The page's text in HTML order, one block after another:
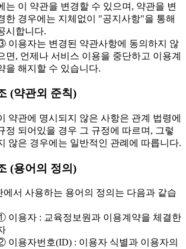
는 이 약관을 변경할 수 있으며, 약관을 변
한 경우에는 지체없이 "공지사항"을 통해
시합니다.
이용자는 변경된 약관사항에 동의하지 않
면, 언제나 서비스 이용을 중단하고 이용계
을 해지할 수 있습니다.
(약관외 준칙)
약관에 명시되지 않은 사항은 관계 법령에
정 되어있을 경우 그 규정에 따르며, 그렇
않은 경우에는 일반적인 관례에 따릅니다.
(용어의 정의)
에서 사용하는 용어의 정의는 다음과 같습
이용자 : 교육정보원과 이용계약을 체결한
이용자번호(ID) : 이용자 식별과 이용자의